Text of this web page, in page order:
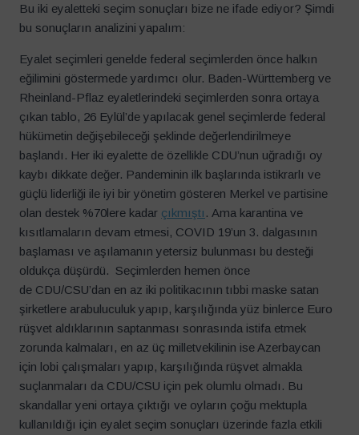
Bu iki eyaletteki seçim sonuçları bize ne ifade ediyor? Şimdi
bu sonuçların analizini yapalım:
Eyalet seçimleri genelde federal seçimlerden önce halkın
eğilimini göstermede yardımcı olur. Baden-Württemberg ve
Rheinland-Pflaz eyaletlerindeki seçimlerden sonra ortaya
çıkan tablo, 26 Eylül’de yapılacak genel seçimlerde federal
hükümetin değişebileceği şeklinde değerlendirilmeye
başlandı. Her iki eyalette de özellikle CDU’nun uğradığı oy
kaybı dikkate değer. Pandeminin ilk başlarında istikrarlı ve
güçlü liderliği ile iyi bir yönetim gösteren Merkel ve partisine
olan destek %70lere kadar çıkmıştı . Ama karantina ve
kısıtlamaların devam etmesi, COVID 19’un 3. dalgasının
başlaması ve aşılamanın yetersiz bulunması bu desteği
oldukça düşürdü. Seçimlerden hemen önce
de CDU/CSU’dan en az iki politikacının tıbbi maske satan
şirketlere arabuluculuk yapıp, karşılığında yüz binlerce Euro
rüşvet aldıklarının saptanması sonrasında istifa etmek
zorunda kalmaları, en az üç milletvekilinin ise Azerbaycan
için lobi çalışmaları yapıp, karşılığında rüşvet almakla
suçlanmaları da CDU/CSU için pek olumlu olmadı. Bu
skandallar yeni ortaya çıktığı ve oyların çoğu mektupla
kullanıldığı için eyalet seçim sonuçları üzerinde fazla etkili